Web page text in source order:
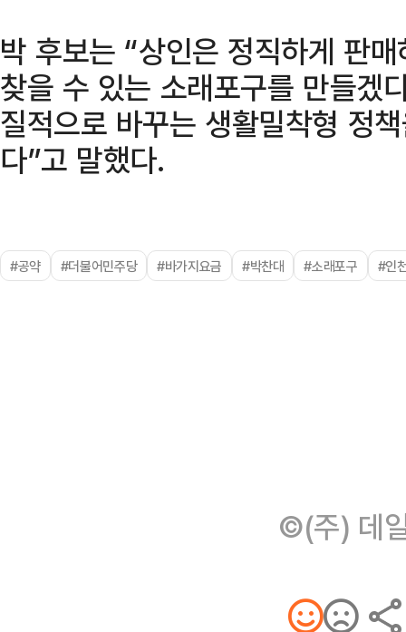
박 후보는 “상인은 정직하게 판
찾을 수 있는 소래포구를 만들겠
질적으로 바꾸는 생활밀착형 정
다”고 말했다.
#공약 #더불어민주당 #바가지요금 #박찬대 #소래포구 #인
©(주) 데